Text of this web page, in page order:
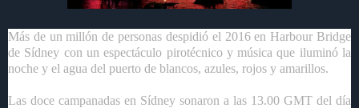
Más de un millón de personas despidió el 2016 en Harbour Bridge
de Sídney con un espectáculo pirotécnico y música que iluminó la
noche y el agua del puerto de blancos, azules, rojos y amarillos.
Las doce campanadas en Sídney sonaron a las 13.00 GMT del día